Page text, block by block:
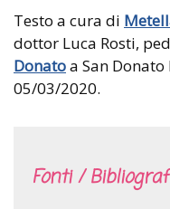
Testo a cura di
dottor Luca Rosti,
Donatoa San
05/03/2020.
Fonti /